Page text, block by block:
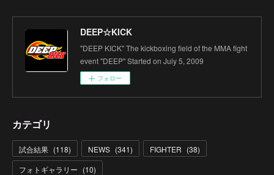
DEEP☆KICK
"DEEP KICK" The kickboxing field of the MMA fight
event "DEEP" Started on July 5, 2009
フォロー
カテゴリ
試合結果 (118) NEWS (341) FIGHTER (38)
フォトギャラリー (10)